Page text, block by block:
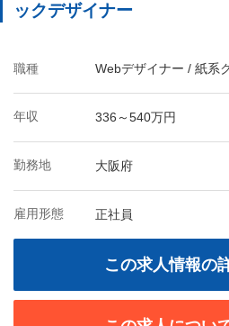
ックデザイナー
職種 Webデザイナー / 紙系
年収 336～540万円
勤務地 大阪府
雇用形態 正社員
この求人情報の